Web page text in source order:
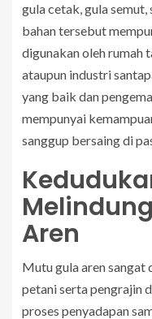
gula cetak, gula semut,
bahan tersebut
digunakan oleh rumah
ataupun industri
yang baik dan
mempunyai
sanggup bersaing di
Aren
Mutu gula aren sangat
petani serta pengrajin
proses penyadapan